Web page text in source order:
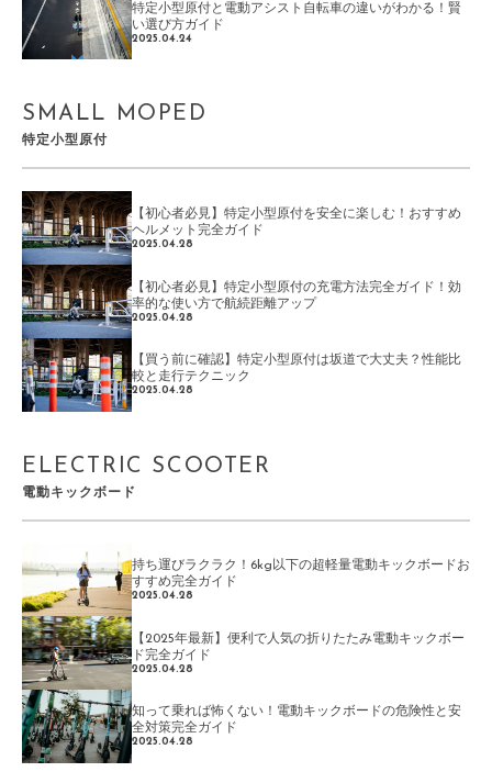
特定小型原付と電動アシスト自転車の違いがわかる！賢
い選び方ガイド
2025.04.24
SMALL MOPED
特定小型原付
【初心者必見】特定小型原付を安全に楽しむ！おすすめ
ヘルメット完全ガイド
2025.04.28
【初心者必見】特定小型原付の充電方法完全ガイド！効
率的な使い方で航続距離アップ
2025.04.28
【買う前に確認】特定小型原付は坂道で大丈夫？性能比
較と走行テクニック
2025.04.28
ELECTRIC SCOOTER
電動キックボード
持ち運びラクラク！6kg以下の超軽量電動キックボードお
すすめ完全ガイド
2025.04.28
【2025年最新】便利で人気の折りたたみ電動キックボー
ド完全ガイド
2025.04.28
知って乗れば怖くない！電動キックボードの危険性と安
全対策完全ガイド
2025.04.28